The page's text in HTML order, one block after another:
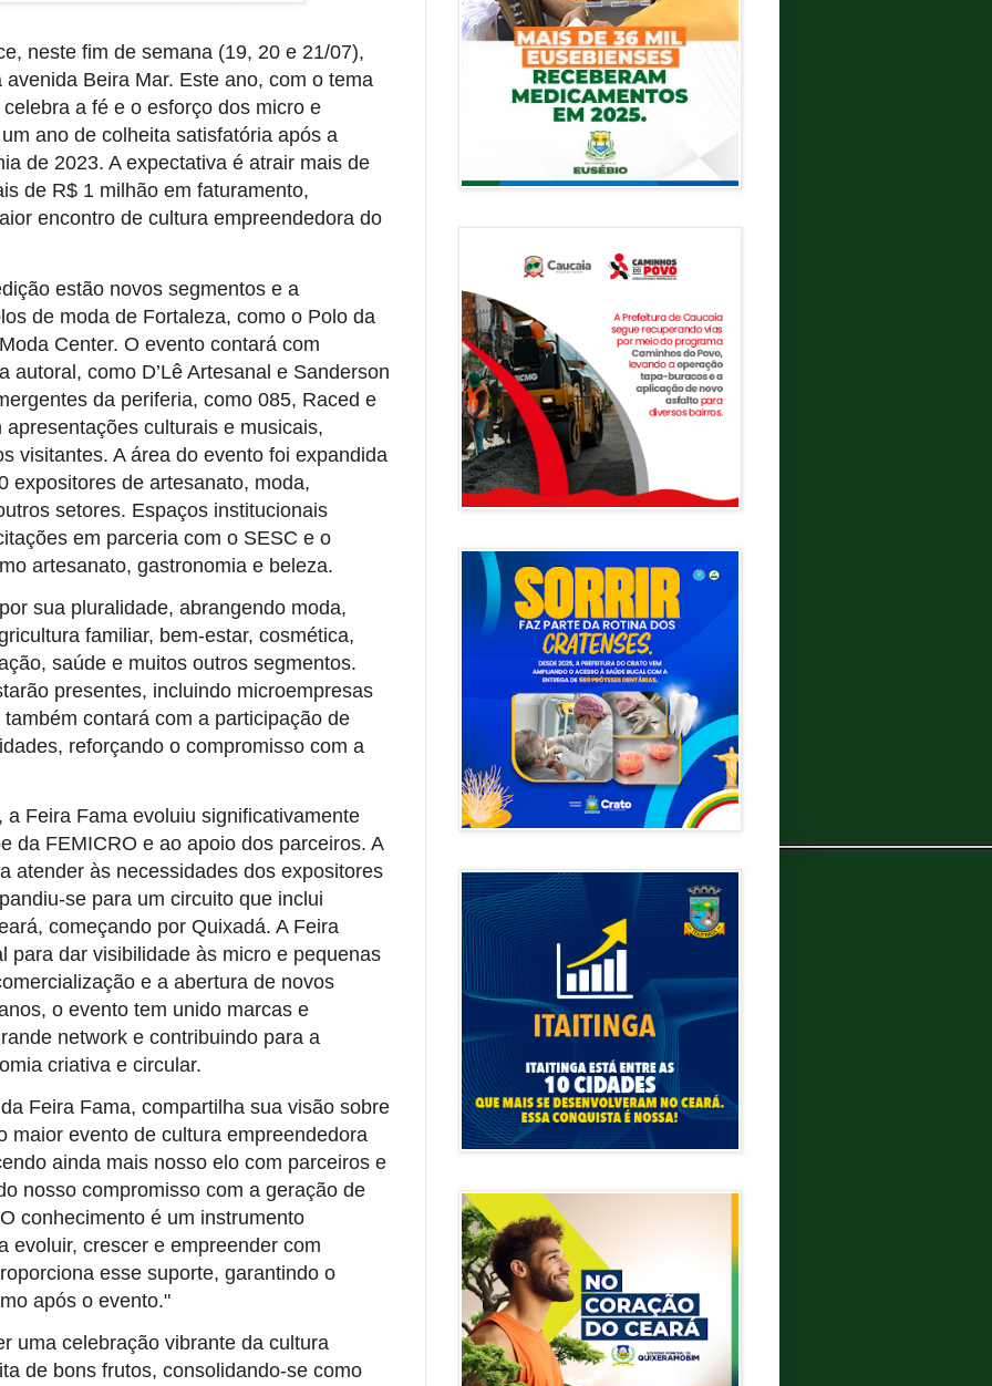
neste fim de semana (19, 20 e 21/07),
Beira Mar. Este ano, com o tema
a fé e o esforço dos micro e
ano de colheita satisfatória após a
de 2023. A expectativa é atrair mais de
de R$ 1 milhão em faturamento,
encontro de cultura empreendedora do
estão novos segmentos e a
de moda de Fortaleza, como o Polo da
Center. O evento contará com
autoral, como D’Lê Artesanal e Sanderson
da periferia, como 085, Raced e
culturais e musicais,
visitantes. A área do evento foi expandida
expositores de artesanato, moda,
setores. Espaços institucionais
em parceria com o SESC e o
artesanato, gastronomia e beleza.
sua pluralidade, abrangendo moda,
familiar, bem-estar, cosmética,
saúde e muitos outros segmentos.
presentes, incluindo microempresas
contará com a participação de
reforçando o compromisso com a
a Feira Fama evoluiu significativamente
da FEMICRO e ao apoio dos parceiros. A
atender às necessidades dos expositores
se para um circuito que inclui
começando por Quixadá. A Feira
para dar visibilidade às micro e pequenas
e a abertura de novos
o evento tem unido marcas e
network e contribuindo para a
criativa e circular.
Feira Fama, compartilha sua visão sobre
maior evento de cultura empreendedora
ainda mais nosso elo com parceiros e
nosso compromisso com a geração de
conhecimento é um instrumento
evoluir, crescer e empreender com
esse suporte, garantindo o
após o evento."
uma celebração vibrante da cultura
de bons frutos, consolidando-se como